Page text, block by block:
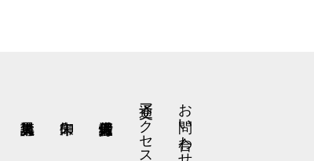
お問い合わせ
交通アクセス